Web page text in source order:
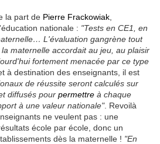
la part de Pierre Frackowiak
nationale : "Tests en CE1, en
L'évaluation gangrène tout
maternelle accordait au jeu, au plaisir
fortement menacée par ce type
à destination des enseignants, il est
de réussite seront calculés sur
diffusés pour permettre à chaque
à une valeur nationale". Revoilà
ne veulent pas : une
école par école, donc un
dès la maternelle ! "En